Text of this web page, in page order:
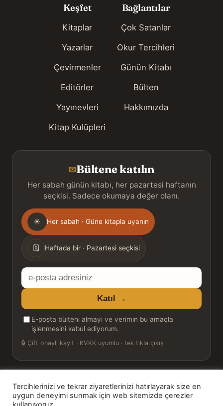
Keşfet
Kitaplar
Yazarlar
Çevirmenler
Editörler
Yayınevleri
Kitap Kulüpleri
Bağlantılar
Çok Satanlar
Okur Tercihleri
Günün Kitabı
Bülten
Hakkımızda
✉Bültene katılın
Her sabah günün kitabı, her pazartesi haftanın
seçkisi. Sadece okumaya değer olanı.
Gönderim
sıklığı
☀ Her sabah · Güne kitapla uyanın
🗓 Haftada bir · Pazartesi seçkisi
E-
posta
adresiniz
Katıl →
E-posta bülteni almayı ve verimin bu amaçla
işlenmesini kabul ediyorum.
🔒 Çift onaylı kayıt · KVKK uyumlu · tek tıkla çıkış
© 2026 Bookinton — Türkiye’nin Kitap Platformu
Tercihlerinizi ve tekrar ziyaretlerinizi hatırlayarak size en
uygun deneyimi sunmak için web sitemizde çerezler